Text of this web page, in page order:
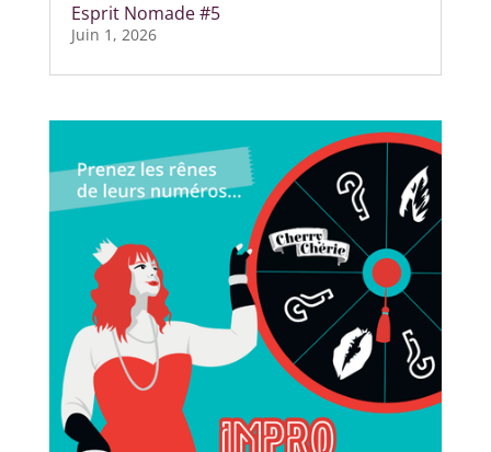
Esprit Nomade #5
Juin 1, 2026